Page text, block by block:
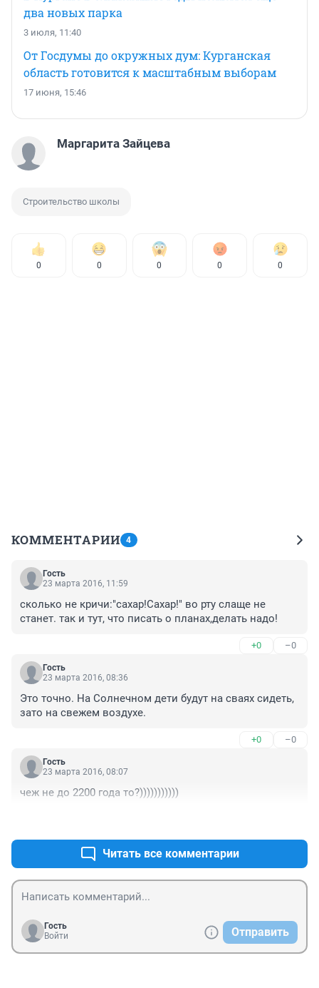
два новых парка
3 июля, 11:40
От Госдумы до окружных дум: Курганская
область готовится к масштабным выборам
17 июня, 15:46
Маргарита Зайцева
Строительство школы
0 0 0 0 0
КОММЕНТАРИИ 4
Гость
23 марта 2016, 11:59
сколько не кричи:"сахар!Сахар!" во рту слаще не
станет. так и тут, что писать о планах,делать надо!
+0 –0
Гость
23 марта 2016, 08:36
Это точно. На Солнечном дети будут на сваях сидеть,
зато на свежем воздухе.
+0 –0
Гость
23 марта 2016, 08:07
чеж не до 2200 года то?)))))))))))
Читать все комментарии
Гость
Войти
Отправить